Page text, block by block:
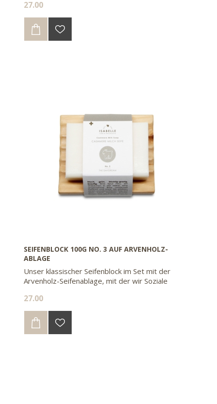
27.00
SEIFENBLOCK 100G NO. 3 AUF ARVENHOLZ-
ABLAGE
Unser klassischer Seifenblock im Set mit der
Arvenholz-Seifenablage, mit der wir Soziale
27.00